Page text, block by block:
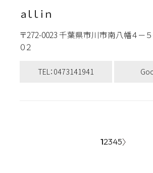
ａｌｌｉｎ
〒272-0023 千葉県市川市南八幡４－
０２
TEL：0473141941
12345